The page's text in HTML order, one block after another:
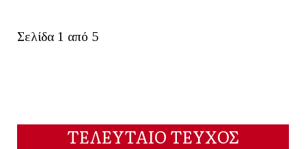
Σελίδα 1 από 5
ΤΕΛΕΥΤΑΙΟ ΤΕΥΧΟΣ